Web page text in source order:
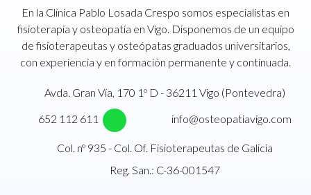
En la Clínica Pablo Losada Crespo somos especialistas en
fisioterapia y osteopatía en Vigo. Disponemos de un equipo
de fisioterapeutas y osteópatas graduados universitarios,
con experiencia y en formación permanente y continuada.
Avda. Gran Vía, 170 1º D - 36211 Vigo (Pontevedra)
652 112 611
info@osteopatiavigo.com
Col. nº 935 - Col. Of. Fisioterapeutas de Galicia
Reg. San.: C-36-001547